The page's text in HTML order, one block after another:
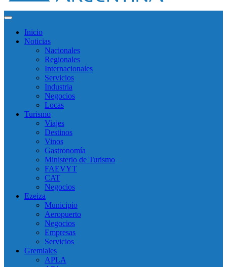
Inicio
Noticias
Nacionales
Regionales
Internacionales
Servicios
Industria
Negocios
Locas
Turismo
Viajes
Destinos
Vinos
Gastronomía
Ministerio de Turismo
FAEVYT
CAT
Negocios
Ezeiza
Municipio
Aeropuerto
Negocios
Empresas
Servicios
Gremiales
APLA